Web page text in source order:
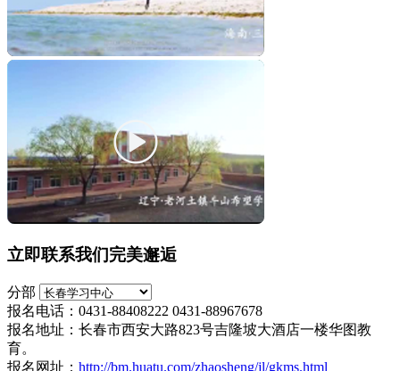
立即联系我们完美邂逅
分部
报名电话：0431-88408222 0431-88967678
报名地址：长春市西安大路823号吉隆坡大酒店一楼华图教
育。
报名网址： http://bm.huatu.com/zhaosheng/jl/gkms.html